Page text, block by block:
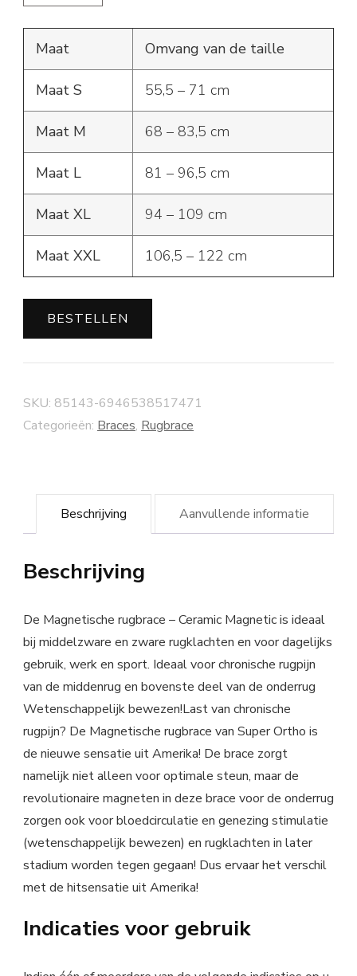
Maat Omvang van de taille
Maat S 55,5 – 71 cm
Maat M 68 – 83,5 cm
Maat L 81 – 96,5 cm
Maat XL 94 – 109 cm
Maat XXL 106,5 – 122 cm
BESTELLEN
SKU: 85143-6946538517471
Categorieën: Braces, Rugbrace
Beschrijving Aanvullende informatie
Beschrijving
De Magnetische rugbrace – Ceramic Magnetic is ideaal
bij middelzware en zware rugklachten en voor dagelijks
gebruik, werk en sport. Ideaal voor chronische rugpijn
van de middenrug en bovenste deel van de onderrug
Wetenschappelijk bewezen!Last van chronische
rugpijn? De Magnetische rugbrace van Super Ortho is
de nieuwe sensatie uit Amerika! De brace zorgt
namelijk niet alleen voor optimale steun, maar de
revolutionaire magneten in deze brace voor de onderrug
zorgen ook voor bloedcirculatie en genezing stimulatie
(wetenschappelijk bewezen) en rugklachten in later
stadium worden tegen gegaan! Dus ervaar het verschil
met de hitsensatie uit Amerika!
Indicaties voor gebruik